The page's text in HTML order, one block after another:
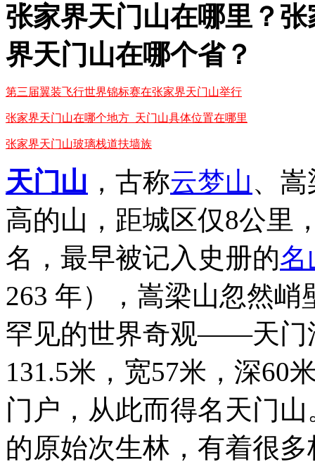
张家界天门山在哪里？
界天门山在哪个省？
第三届翼装飞行世界锦标赛在张家界天门山举行
张家界天门山在哪个地方_天门山具体位置在哪里
张家界天门山玻璃栈道扶墙族
天门山 ，古称云梦山、
高的山，距城区仅8公里
名，最早被记入史册的名
263 年），嵩梁山忽然
罕见的世界奇观――天门
131.5米，宽57米，深60
门户，从此而得名天门
的原始次生林，有着很